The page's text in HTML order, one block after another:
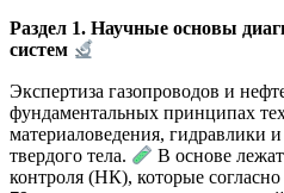
Раздел 1. Научные основы
систем
Экспертиза газопроводов и
фундаментальных принципах
материаловедения, гидравлики
твердого тела.
В основе
контроля (НК), которые согласно